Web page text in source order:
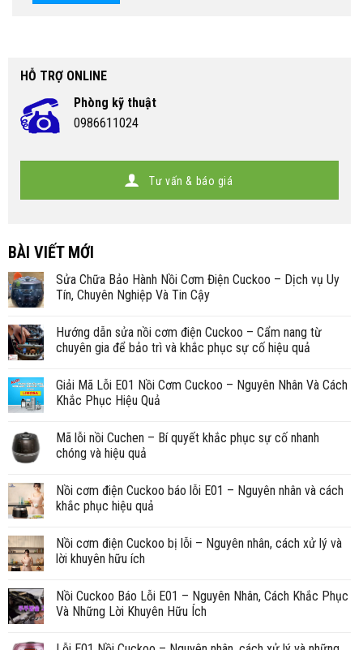
HỖ TRỢ ONLINE
Phòng kỹ thuật
0986611024
Tư vấn & báo giá
BÀI VIẾT MỚI
Sửa Chữa Bảo Hành Nồi Cơm Điện Cuckoo – Dịch vụ Uy
Tín, Chuyên Nghiệp Và Tin Cậy
Hướng dẫn sửa nồi cơm điện Cuckoo – Cẩm nang từ
chuyên gia để bảo trì và khắc phục sự cố hiệu quả
Giải Mã Lỗi E01 Nồi Cơm Cuckoo – Nguyên Nhân Và Cách
Khắc Phục Hiệu Quả
Mã lỗi nồi Cuchen – Bí quyết khắc phục sự cố nhanh
chóng và hiệu quả
Nồi cơm điện Cuckoo báo lỗi E01 – Nguyên nhân và cách
khắc phục hiệu quả
Nồi cơm điện Cuckoo bị lỗi – Nguyên nhân, cách xử lý và
lời khuyên hữu ích
Nồi Cuckoo Báo Lỗi E01 – Nguyên Nhân, Cách Khắc Phục
Và Những Lời Khuyên Hữu Ích